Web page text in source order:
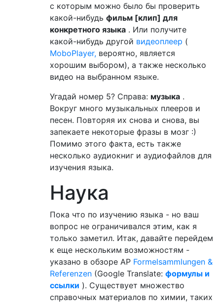
с которым можно было бы проверить
какой-нибудь фильм [клип] для
конкретного языка . Или получите
какой-нибудь другой видеоплеер (
MoboPlayer, вероятно, является
хорошим выбором), а также несколько
видео на выбранном языке.
Угадай номер 5? Справа: музыка .
Вокруг много музыкальных плееров и
песен. Повторяя их снова и снова, вы
запекаете некоторые фразы в мозг :)
Помимо этого факта, есть также
несколько аудиокниг и аудиофайлов для
изучения языка.
Наука
Пока что по изучению языка - но ваш
вопрос не ограничивался этим, как я
только заметил. Итак, давайте перейдем
к еще нескольким возможностям -
указано в обзоре AP Formelsammlungen &
Referenzen (Google Translate: формулы и
ссылки ). Существует множество
справочных материалов по химии, таких